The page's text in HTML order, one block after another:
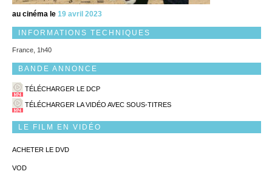
au cinéma le 19 avril 2023
INFORMATIONS TECHNIQUES
France, 1h40
BANDE ANNONCE
TÉLÉCHARGER LE DCP
TÉLÉCHARGER LA VIDÉO AVEC SOUS-TITRES
LE FILM EN VIDÉO
ACHETER LE DVD
VOD